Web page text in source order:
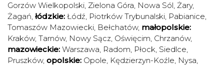
Gorzów Wielkopolski, Zielona Góra, Nowa Sól, Żary,
Żagań, łódzkie: Łódź, Piotrków Trybunalski, Pabianice,
Tomaszów Mazowiecki, Bełchatów, małopolskie:
Kraków, Tarnów, Nowy Sącz, Oświęcim, Chrzanów,
mazowieckie: Warszawa, Radom, Płock, Siedlce,
Pruszków, opolskie: Opole, Kędzierzyn-Koźle, Nysa,